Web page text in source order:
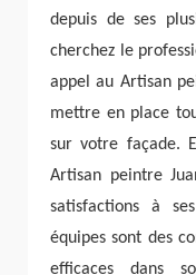
depuis de ses
cherchez le
appel au Artisan
mettre en place
sur votre façade.
Artisan peintre
satisfactions à
équipes sont des
efficaces dans